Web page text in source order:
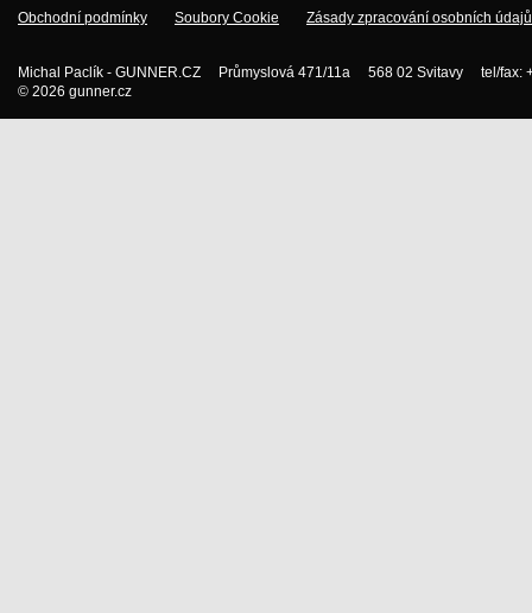
Obchodní podmínky Soubory Cookie Zásady zpracování osobních údajů
Michal Paclík - GUNNER.CZ Průmyslová 471/11a 568 02 Svitavy tel/
© 2026 gunner.cz